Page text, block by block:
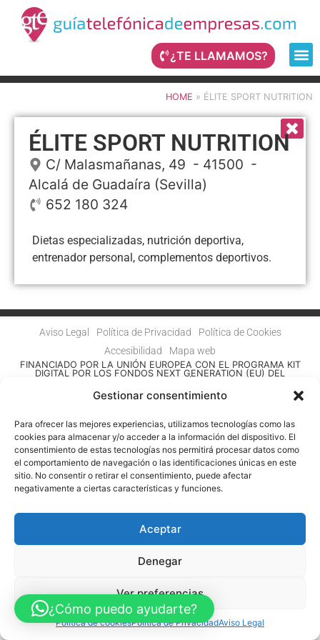
Gestionar consentimiento
Para ofrecer las mejores experiencias, utilizamos tecnologías como las
cookies para almacenar y/o acceder a la información del dispositivo. El
consentimiento de estas tecnologías nos permitirá procesar datos como
el comportamiento de navegación o las identificaciones únicas en este
sitio. No consentir o retirar el consentimiento, puede afectar
negativamente a ciertas características y funciones.
Aceptar
Denegar
Ver preferencias
Política de cookiesPolítica de PrivacidadAviso Legal
¿TE LLAMAMOS?
HOME » ÉLITE SPORT NUTRITION
ÉLITE SPORT NUTRITION
C/ Malasmañanas, 49 - 41500 -
Alcalá de Guadaíra (Sevilla)
652 180 324
Dietas especializadas, nutrición deportiva,
entrenador personal, complementos deportivos.
Aviso Legal Política de Privacidad
Política de Cookies
Accesibilidad
Mapa web
FINANCIADO POR LA UNIÓN EUROPEA CON EL PROGRAMA KIT
DIGITAL POR LOS FONDOS NEXT GENERATION (EU) DEL
¿Cómo puedo ayudarte?